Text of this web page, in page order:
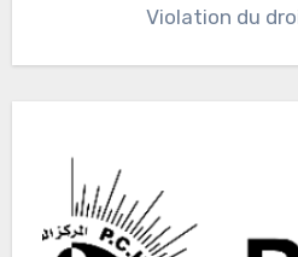
Violation du